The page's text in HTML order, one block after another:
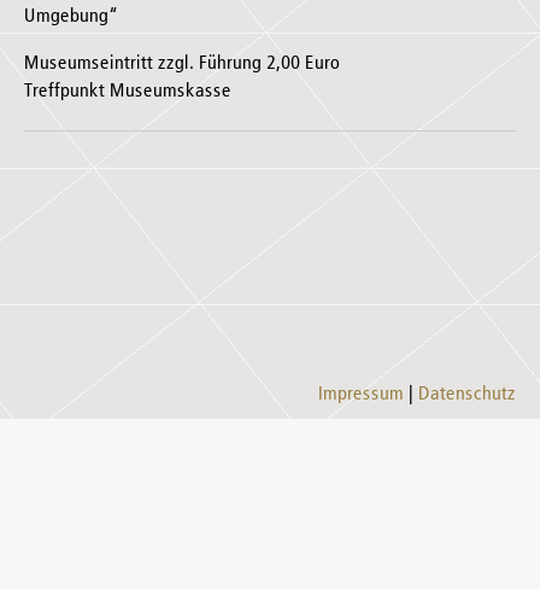
Umgebung“
Museumseintritt zzgl. Führung 2,00 Euro
Treffpunkt Museumskasse
Impressum Datenschutz